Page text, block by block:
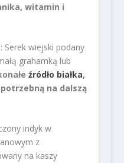
witamin i
: Serek wiejski podany
grahamką lub
źródło białka,
na dalszą
indyk w
z
na kaszy